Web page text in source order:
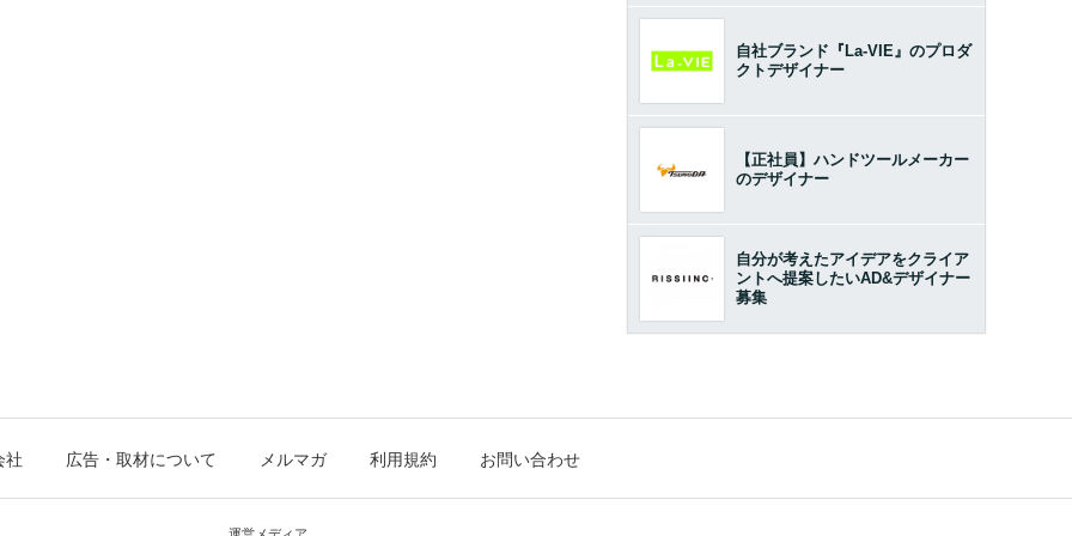
自社ブランド『La-VIE』のプロダ
クトデザイナー
【正社員】ハンドツールメーカー
のデザイナー
自分が考えたアイデアをクライア
ントへ提案したいAD&デザイナー
募集
社 広告・取材について メルマガ 利用規約 お問い合わせ